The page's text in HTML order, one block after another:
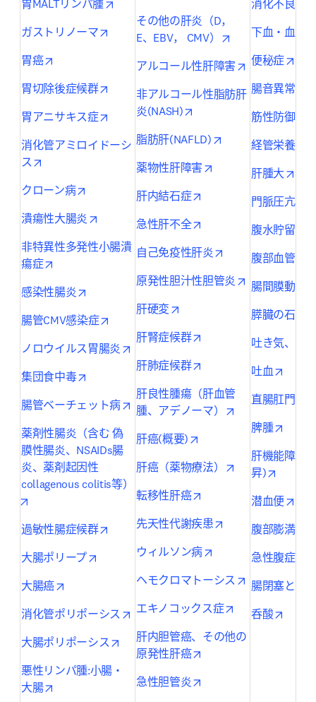
胃MALTリンパ腫
ガストリノーマ opens in new tab/window
胃癌 opens in new tab/window
胃切除後症候群 opens in new tab/window
胃アニサキス症 opens in new tab/window
消化管アミロイドーシ
ス
opens in new tab/window
クローン病 opens in new tab/window
潰瘍性大腸炎 opens in new tab/window
非特異性多発性小腸潰
瘍症
感染性腸炎
腸管CMV感染症
ノロウイルス胃腸炎
集団食中毒
腸管ベーチェット病 opens in new tab/window
薬剤性腸炎（含む 偽
膜性腸炎、NSAIDs腸
炎、薬剤起因性
collagenous colitis等）
opens in new tab/window
過敏性腸症候群 opens in new tab/window
大腸ポリープ opens in new tab/window
大腸癌 opens in new tab/window
消化管ポリポーシス opens in new tab/window
大腸ポリポーシス opens in new tab/window
悪性リンパ腫:小腸・
大腸
opens in new tab/window
その他の肝炎（D，
E、EBV， CMV）
opens in new
アルコール性肝障害 opens in
非アルコール性脂肪肝
炎(NASH)
opens in new tab/window
脂肪肝(NAFLD) opens in new tab/
薬物性肝障害 opens in new tab/
肝内結石症 opens in new tab/
急性肝不全 opens in new tab/
自己免疫性肝炎 opens in new tab/
原発性胆汁性胆管炎 opens in new
肝硬変 opens in new tab/window
肝腎症候群 opens in new tab/
肝肺症候群 opens in new tab/
肝良性腫瘍（肝血管
腫、アデノーマ）
肝癌(概要)
肝癌（薬物療法） opens in new
転移性肝癌 opens in new tab/
先天性代謝疾患 opens in new tab/
ウィルソン病 opens in new tab/
ヘモクロマトーシス opens in new
エキノコックス症 opens in new
肝内胆管癌、その他の
原発性肝癌
急性胆管炎
消化不良
下血・血便
便秘症
腸音異常
筋性防御
経管栄養患
肝腫大
門脈圧亢進
腹水貯留
腹部血管雑
腸間膜動脈
膵臓の石灰
吐き気、嘔
吐血
直腸肛門部
脾腫
肝機能障害
昇)
潜血便
腹部膨満・
急性腹症
腸閉塞とイ
呑酸